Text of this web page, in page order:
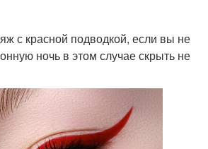
с красной подводкой, если вы не
ночь в этом случае скрыть не